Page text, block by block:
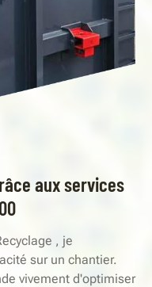
aux services
, je
sur un chantier.
vivement d'optimiser